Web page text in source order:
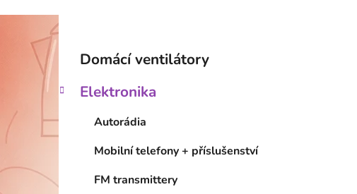
s
r
a
n
Přeskočit
kategorie
e
o
r
Domácí ventilátory
Elektronika
Autorádia
Mobilní telefony + příslušenství
FM transmittery